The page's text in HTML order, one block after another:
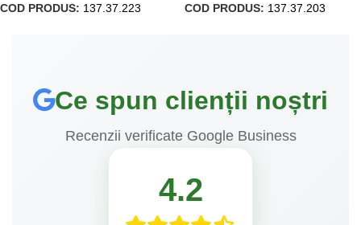
COD PRODUS: 137.37.223 COD PRODUS: 137.37.203
Ce spun clienții noștri
Recenzii verificate Google Business
4.2